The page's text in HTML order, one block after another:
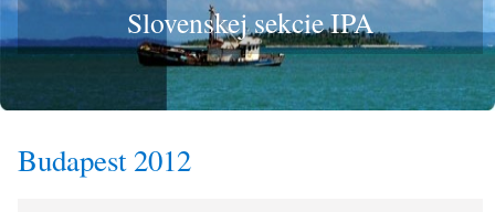
Slovenskej sekcie IPA
Budapest 2012